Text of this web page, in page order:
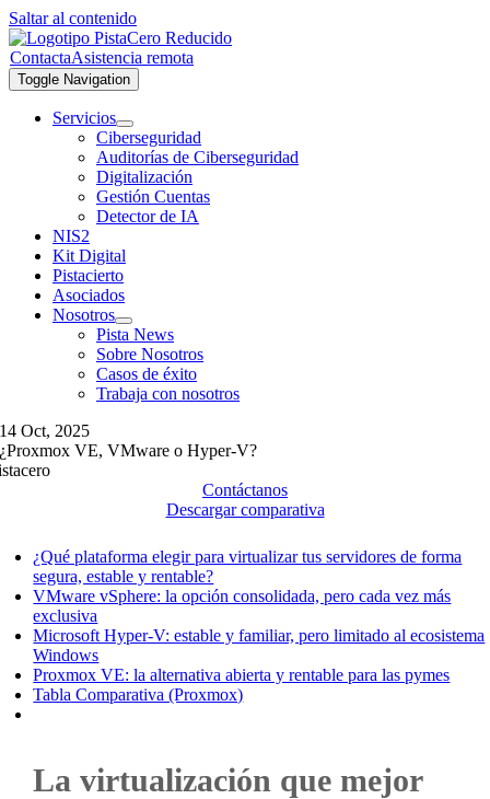
Saltar al contenido
ContactaAsistencia remota
Toggle Navigation
Servicios
Ciberseguridad
Auditorías de Ciberseguridad
Digitalización
Gestión Cuentas
Detector de IA
NIS2
Kit Digital
Pistacierto
Asociados
Nosotros
Pista News
Sobre Nosotros
Casos de éxito
Trabaja con nosotros
14 Oct, 2025
¿Proxmox VE, VMware o Hyper-V?
Contáctanos
Descargar comparativa
¿Qué plataforma elegir para virtualizar tus servidores de forma
segura, estable y rentable?
VMware vSphere: la opción consolidada, pero cada vez más
exclusiva
Microsoft Hyper-V: estable y familiar, pero limitado al ecosistema
Windows
Proxmox VE: la alternativa abierta y rentable para las pymes
Tabla Comparativa (Proxmox)
La virtualización que mejor